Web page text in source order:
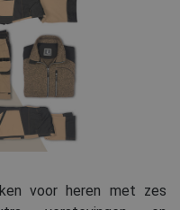
voor heren met zes